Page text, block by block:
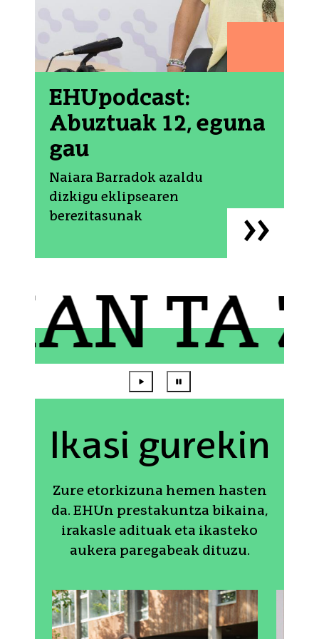
EHUpodcast:
Abuztuak 12, eguna
gau
Naiara Barradok azaldu
dizkigu eklipsearen
berezitasunak
TA
Ikasi gurekin
Zure etorkizuna hemen hasten
da. EHUn prestakuntza bikaina,
irakasle adituak eta ikasteko
aukera paregabeak dituzu.
Protagonistak